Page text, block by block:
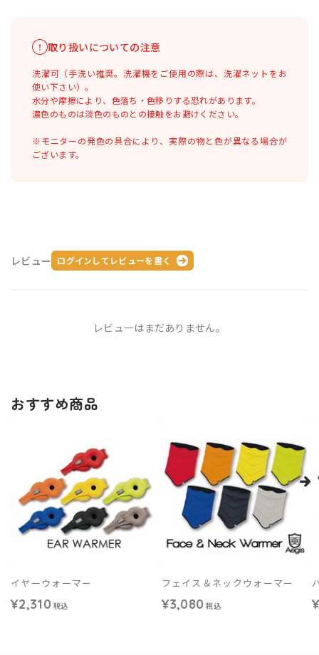
取り扱いについての注意
洗濯可（手洗い推奨。洗濯機をご使用の際は、洗濯ネットをお
使い下さい）。
水分や摩擦により、色落ち・色移りする恐れがあります。
濃色のものは淡色のものとの接触をお避けください。
※モニターの発色の具合により、実際の物と色が異なる場合が
ございます。
レビュー ログインしてレビューを書く
レビューはまだありません。
おすすめ商品
イヤーウォーマー
¥2,310 税込
フェイス＆ネックウォーマー
¥3,080 税込